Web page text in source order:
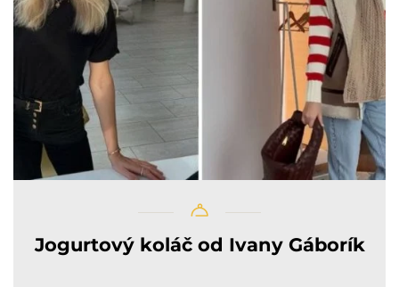
Jogurtový koláč od Ivany Gáborík